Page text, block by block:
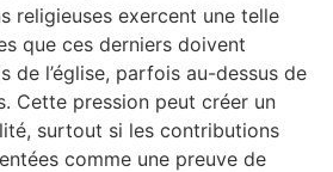
religieuses exercent une telle
que ces derniers doivent
de l’église, parfois au-dessus de
Cette pression peut créer un
surtout si les contributions
comme une preuve de